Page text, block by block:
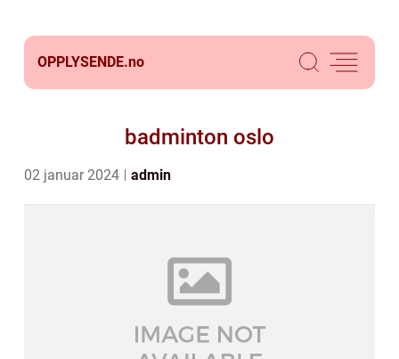
OPPLYSENDE.no
badminton oslo
02 januar 2024 admin